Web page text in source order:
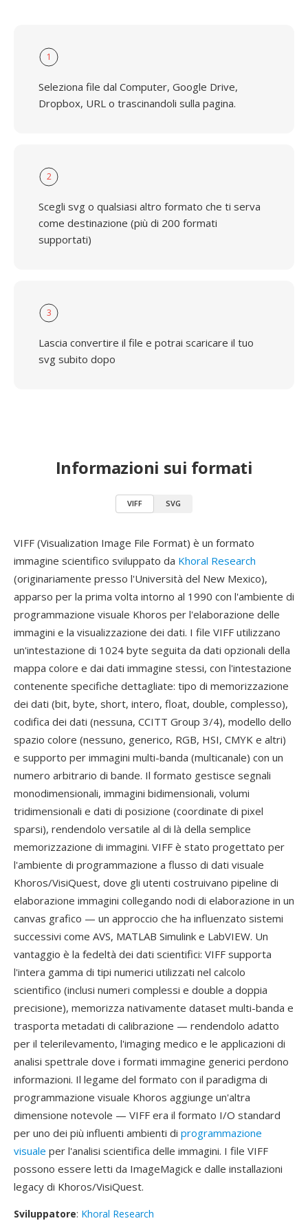
1
Seleziona file dal Computer, Google Drive,
Dropbox, URL o trascinandoli sulla pagina.
2
Scegli svg o qualsiasi altro formato che ti serva
come destinazione (più di 200 formati
supportati)
3
Lascia convertire il file e potrai scaricare il tuo
svg subito dopo
Informazioni sui formati
VIFF SVG
VIFF (Visualization Image File Format) è un formato
immagine scientifico sviluppato da Khoral Research
(originariamente presso l'Università del New Mexico),
apparso per la prima volta intorno al 1990 con l'ambiente di
programmazione visuale Khoros per l'elaborazione delle
immagini e la visualizzazione dei dati. I file VIFF utilizzano
un'intestazione di 1024 byte seguita da dati opzionali della
mappa colore e dai dati immagine stessi, con l'intestazione
contenente specifiche dettagliate: tipo di memorizzazione
dei dati (bit, byte, short, intero, float, double, complesso),
codifica dei dati (nessuna, CCITT Group 3/4), modello dello
spazio colore (nessuno, generico, RGB, HSI, CMYK e altri)
e supporto per immagini multi-banda (multicanale) con un
numero arbitrario di bande. Il formato gestisce segnali
monodimensionali, immagini bidimensionali, volumi
tridimensionali e dati di posizione (coordinate di pixel
sparsi), rendendolo versatile al di là della semplice
memorizzazione di immagini. VIFF è stato progettato per
l'ambiente di programmazione a flusso di dati visuale
Khoros/VisiQuest, dove gli utenti costruivano pipeline di
elaborazione immagini collegando nodi di elaborazione in un
canvas grafico — un approccio che ha influenzato sistemi
successivi come AVS, MATLAB Simulink e LabVIEW. Un
vantaggio è la fedeltà dei dati scientifici: VIFF supporta
l'intera gamma di tipi numerici utilizzati nel calcolo
scientifico (inclusi numeri complessi e double a doppia
precisione), memorizza nativamente dataset multi-banda e
trasporta metadati di calibrazione — rendendolo adatto
per il telerilevamento, l'imaging medico e le applicazioni di
analisi spettrale dove i formati immagine generici perdono
informazioni. Il legame del formato con il paradigma di
programmazione visuale Khoros aggiunge un'altra
dimensione notevole — VIFF era il formato I/O standard
per uno dei più influenti ambienti di programmazione
visuale per l'analisi scientifica delle immagini. I file VIFF
possono essere letti da ImageMagick e dalle installazioni
legacy di Khoros/VisiQuest.
Sviluppatore: Khoral Research